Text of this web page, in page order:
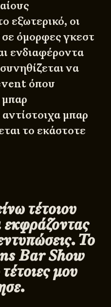
εξωτερικό, οι
σε όμορφες γκεστ
ενδιαφέροντα
να
όπου
μπαρ
το εκάστοτε
τέτοιου
εκφράζοντας
Το
Bar Show
μου